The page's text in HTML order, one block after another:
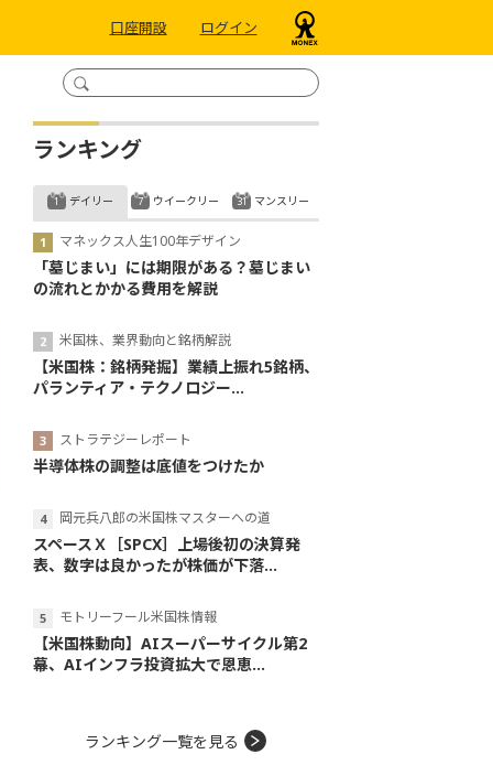
口座開設 ログイン
ランキング
デイリー
マネックス人生100年デザイン
「墓じまい」には期限がある？墓じまい
の流れとかかる費用を解説
米国株、業界動向と銘柄解説
【米国株：銘柄発掘】業績上振れ5銘柄、
パランティア・テクノロジー...
ストラテジーレポート
半導体株の調整は底値をつけたか
岡元兵八郎の米国株マスターへの道
スペースＸ［SPCX］上場後初の決算発
表、数字は良かったが株価が下落...
モトリーフール米国株情報
【米国株動向】AIスーパーサイクル第2
幕、AIインフラ投資拡大で恩恵...
ウイークリー マンスリー
ランキング一覧を見る